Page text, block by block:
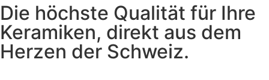
Die höchste Qualität für Ihre
Keramiken, direkt aus dem
Herzen der Schweiz.